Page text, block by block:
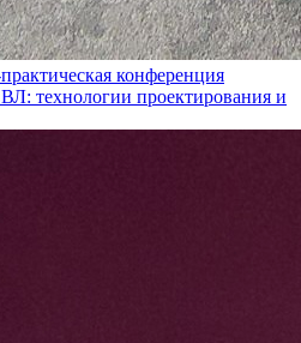
конференция
технологии проектирования и